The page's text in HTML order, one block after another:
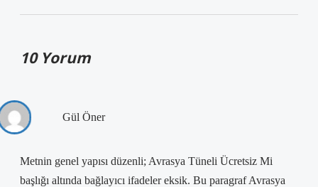
10 Yorum
Gül Öner
Metnin genel yapısı düzenli; Avrasya Tüneli Ücretsiz Mi
başlığı altında bağlayıcı ifadeler eksik. Bu paragraf Avrasya